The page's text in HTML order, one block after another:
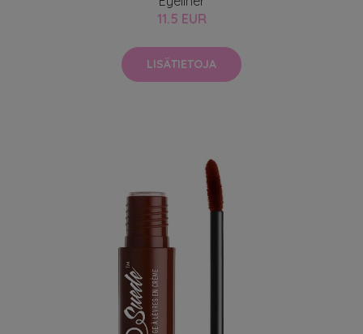
11.5 EUR
LISÄTIETOJA